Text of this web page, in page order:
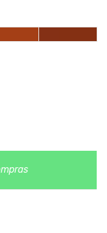
material de
é algo que está no